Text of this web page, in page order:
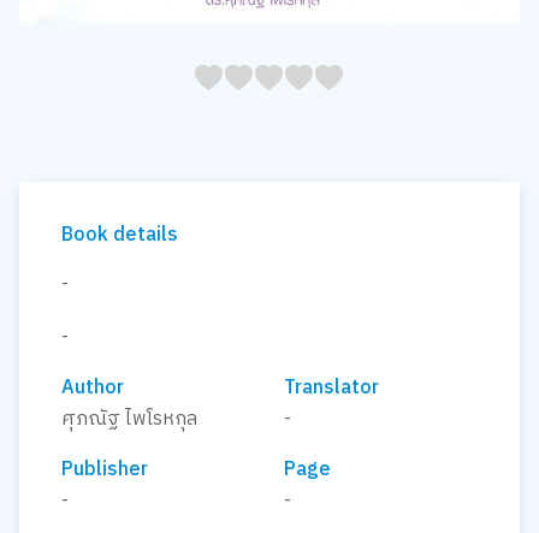
45
4
35
3
25
2
15
1
05
Book details
-
-
Author
ศุภณัฐ ไพโรหกุล
Translator
-
Publisher
-
Page
-